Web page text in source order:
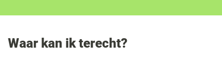
Waar kan ik terecht?